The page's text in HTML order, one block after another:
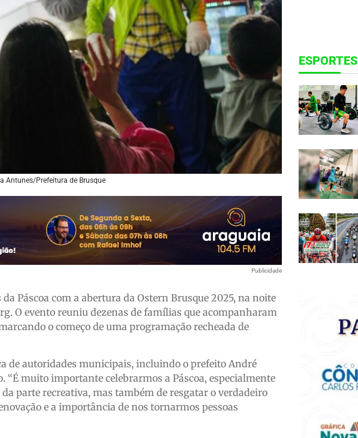
Antunes/Prefeitura de Brusque
Publicidade
Páscoa com a abertura da Ostern Brusque 2025, na noite
O evento reuniu dezenas de famílias que acompanharam
o começo de uma programação recheada de
de autoridades municipais, incluindo o prefeito André
muito importante celebrarmos a Páscoa, especialmente
parte recreativa, mas também de resgatar o verdadeiro
e a importância de nos tornarmos pessoas
ESPORTES